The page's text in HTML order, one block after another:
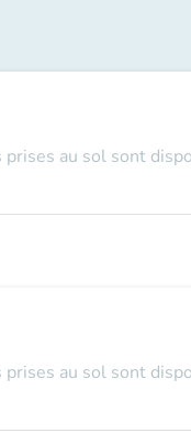
au sol sont
au sol sont